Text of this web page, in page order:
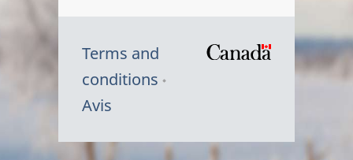
Terms and
conditions
Avis
Symbole